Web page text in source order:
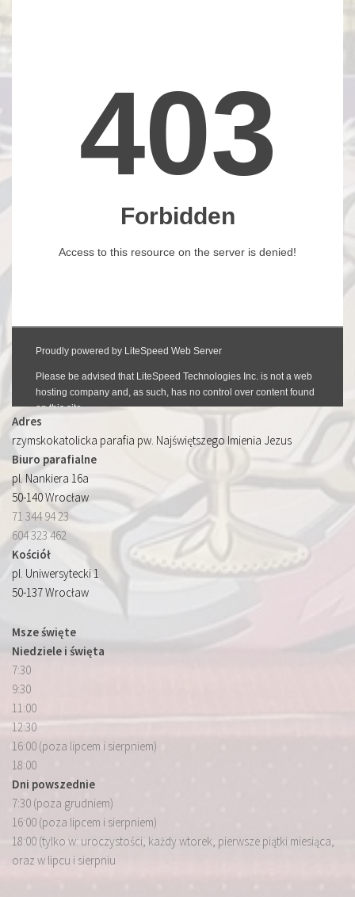
Adres
rzymskokatolicka parafia pw. Najświętszego Imienia Jezus
Biuro parafialne
pl. Nankiera 16a
50-140 Wrocław
71 344 94 23
604 323 462
Kościół
pl. Uniwersytecki 1
50-137 Wrocław
Msze święte
Niedziele i święta
7:30
9:30
11:00
12:30
16:00 (poza lipcem i sierpniem)
18:00
Dni powszednie
7:30 (poza grudniem)
16:00 (poza lipcem i sierpniem)
18:00 (tylko w: uroczystości, każdy wtorek, pierwsze piątki miesiąca,
oraz w lipcu i sierpniu